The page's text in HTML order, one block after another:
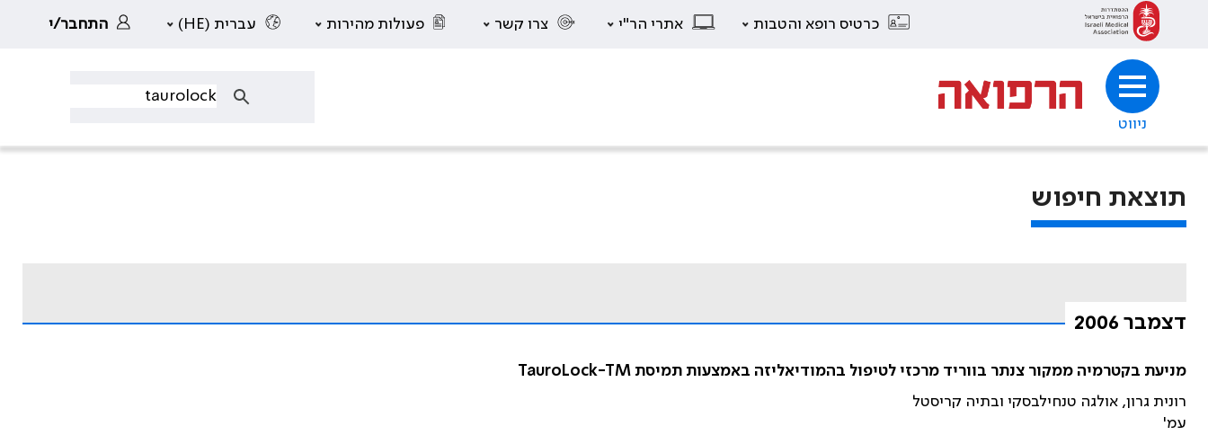
כרטיס רופא והטבות אתרי הר"י צרו קשר פעולות מהירות עברית (HE) התחבר/י
ניווט
תוצאת חיפוש
דצמבר 2006
מניעת בקטרמיה ממקור צנתר בווריד מרכזי לטיפול בהמודיאליזה באמצעות תמיסת TauroLock-TM
רונית גרון, אולגה טנחילבסקי ובתיה קריסטל
עמ'